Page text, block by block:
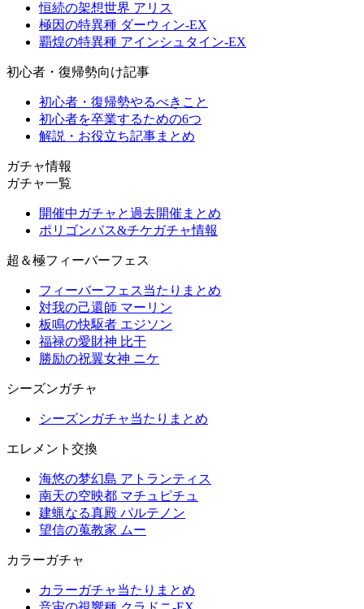
恒続の架想世界 アリス
極因の特異種 ダーウィン-EX
覇煌の特異種 アインシュタイン-EX
初心者・復帰勢向け記事
初心者・復帰勢やるべきこと
初心者を卒業するための6つ
解説・お役立ち記事まとめ
ガチャ情報
ガチャ一覧
開催中ガチャと過去開催まとめ
ポリゴンパス&チケガチャ情報
超＆極フィーバーフェス
フィーバーフェス当たりまとめ
対我の己還師 マーリン
板鳴の快駆者 エジソン
福禄の愛財神 比干
勝励の祝翼女神 ニケ
シーズンガチャ
シーズンガチャ当たりまとめ
エレメント交換
海悠の梦幻島 アトランティス
南天の空映都 マチュピチュ
建蝋なる真殿 パルテノン
望信の蒐教家 ムー
カラーガチャ
カラーガチャ当たりまとめ